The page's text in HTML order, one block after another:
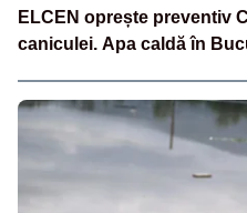
ELCEN oprește preventiv
caniculei. Apa caldă în